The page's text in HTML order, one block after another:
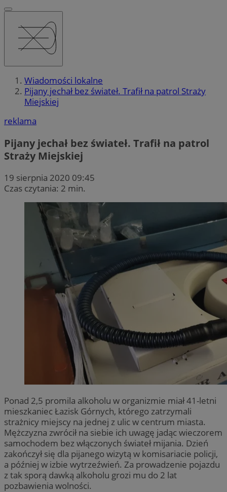
Wiadomości lokalne
Pijany jechał bez świateł. Trafił na patrol Straży
Miejskiej
reklama
Pijany jechał bez świateł. Trafił na patrol
Straży Miejskiej
19 sierpnia 2020 09:45
Czas czytania: 2 min.
Ponad 2,5 promila alkoholu w organizmie miał 41-letni
mieszkaniec Łazisk Górnych, którego zatrzymali
strażnicy miejscy na jednej z ulic w centrum miasta.
Mężczyzna zwrócił na siebie ich uwagę jadąc wieczorem
samochodem bez włączonych świateł mijania. Dzień
zakończył się dla pijanego wizytą w komisariacie policji,
a później w izbie wytrzeźwień. Za prowadzenie pojazdu
z tak sporą dawką alkoholu grozi mu do 2 lat
pozbawienia wolności.